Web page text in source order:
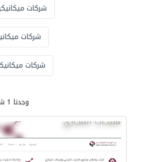
شركات
شركات
شركات
وجدنا 1 شركات ميكانيكيون